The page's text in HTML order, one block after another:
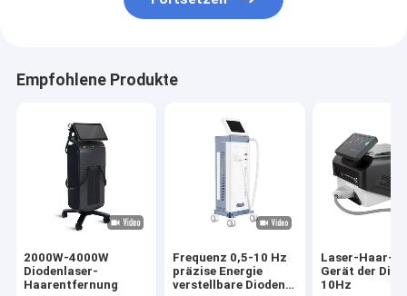
Empfohlene Produkte
2000W-4000W
Diodenlaser-
Haarentfernung
Frequenz 0,5-10 Hz
präzise Energie
verstellbare Dioden
Laser-Haar-
Gerät der
10Hz